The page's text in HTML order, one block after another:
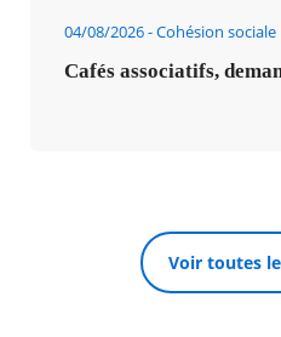
04/08/2026 Cohésion sociale
Cafés associatifs,
Voir toutes